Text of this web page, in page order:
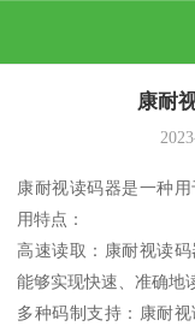
康耐
康耐视读码器是一种
用特点：
高速读取：康耐视读
能够实现快速、准确地
多种码制支持：康耐